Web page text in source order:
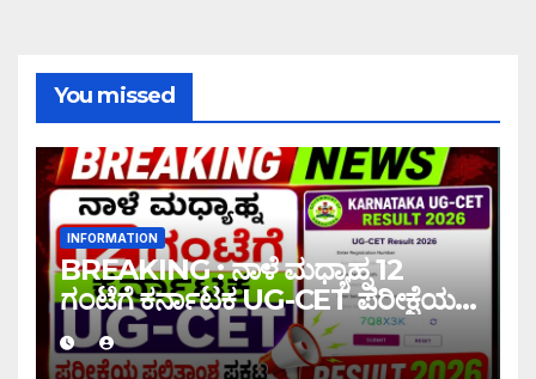
You missed
INFORMATION
BREAKING : ನಾಳೆ ಮಧ್ಯಾಹ್ನ 12
ಗಂಟೆಗೆ ಕರ್ನಾಟಕ UG-CET ಪರೀಕ್ಷೆಯ
ಫಲಿತಾಂಶ ಪ್ರಕಟ |UG-CET Result
2026